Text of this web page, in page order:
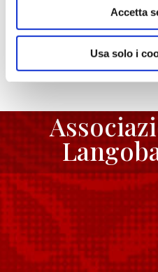
Accetta
Usa solo i
Condividi:
Facebook
Twitter
Email